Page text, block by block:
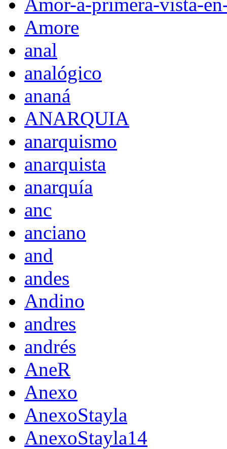
Amor-a-primera-vista-
Amore
anal
analógico
ananá
ANARQUIA
anarquismo
anarquista
anarquía
anc
anciano
and
andes
Andino
andres
andrés
AneR
Anexo
AnexoStayla
AnexoStayla14